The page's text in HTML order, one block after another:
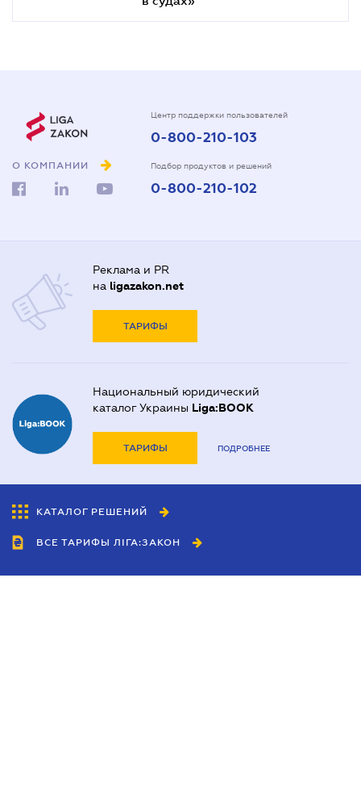
О КОМПАНИИ
Центр поддержки пользователей
0-800-210-103
Подбор продуктов и решений
0-800-210-102
Реклама и PR
на ligazakon.net
ТАРИФЫ
Национальный юридический
каталог Украины Liga:BOOK
ТАРИФЫ ПОДРОБНЕЕ
КАТАЛОГ РЕШЕНИЙ
ВСЕ ТАРИФЫ ЛІГА:ЗАКОН